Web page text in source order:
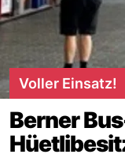
Voller Einsatz!
Berner